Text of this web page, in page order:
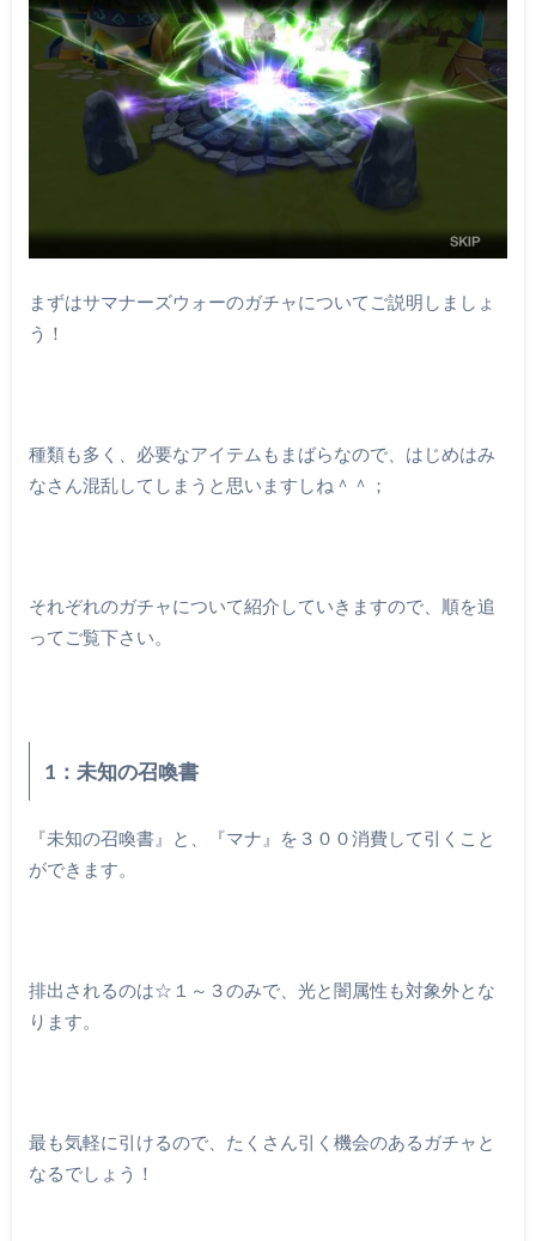
まずはサマナーズウォーのガチャについてご説明しましょ
う！
種類も多く、必要なアイテムもまばらなので、はじめはみ
なさん混乱してしまうと思いますしね＾＾；
それぞれのガチャについて紹介していきますので、順を追
ってご覧下さい。
1：未知の召喚書
『未知の召喚書』と、『マナ』を３００消費して引くこと
ができます。
排出されるのは☆１～３のみで、光と闇属性も対象外とな
ります。
最も気軽に引けるので、たくさん引く機会のあるガチャと
なるでしょう！